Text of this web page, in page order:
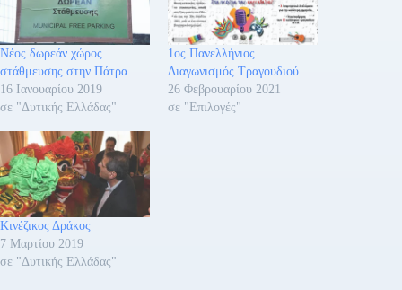
Νέος δωρεάν χώρος
στάθμευσης στην Πάτρα
16 Ιανουαρίου 2019
σε "Δυτικής Ελλάδας"
1ος Πανελλήνιος
Διαγωνισμός Τραγουδιού
26 Φεβρουαρίου 2021
σε "Επιλογές"
Κινέζικος Δράκος
7 Μαρτίου 2019
σε "Δυτικής Ελλάδας"